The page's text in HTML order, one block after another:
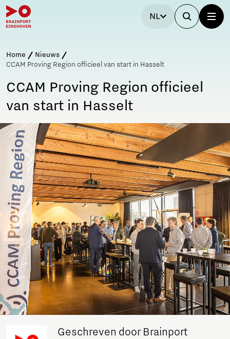
NL
Home
Nieuws
CCAM Proving Region officieel van start in Hasselt
CCAM Proving Region officieel
van start in Hasselt
Geschreven door Brainport